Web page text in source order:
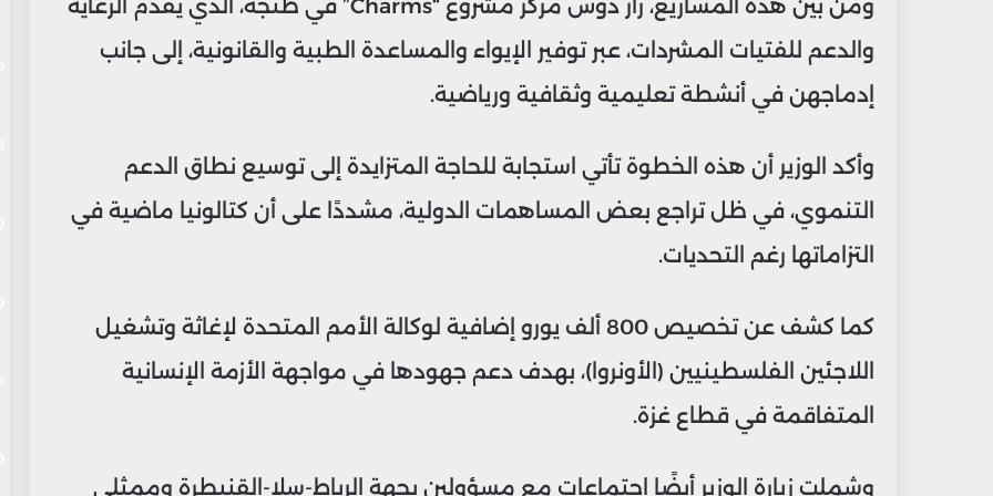
ومن بين هذه المشاريع، زار دوش مركز مشروع “Charms” في طنجة، الذي يقدم الرعاية
والدعم للفتيات المشردات، عبر توفير الإيواء والمساعدة الطبية والقانونية، إلى جانب
إدماجهن في أنشطة تعليمية وثقافية ورياضية.
وأكد الوزير أن هذه الخطوة تأتي استجابة للحاجة المتزايدة إلى توسيع نطاق الدعم
التنموي، في ظل تراجع بعض المساهمات الدولية، مشددًا على أن كتالونيا ماضية في
التزاماتها رغم التحديات.
كما كشف عن تخصيص 800 ألف يورو إضافية لوكالة الأمم المتحدة لإغاثة وتشغيل
اللاجئين الفلسطينيين (الأونروا)، بهدف دعم جهودها في مواجهة الأزمة الإنسانية
المتفاقمة في قطاع غزة.
وشملت زيارة الوزير أيضًا اجتماعات مع مسؤولين بجهة الرباط-سلا-القنيطرة وممثلي